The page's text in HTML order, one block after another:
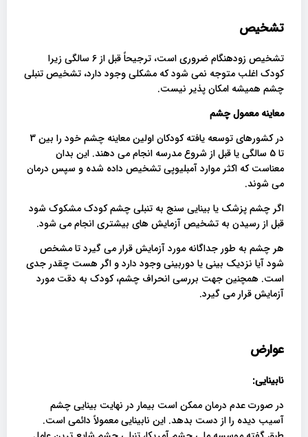
تشخیص
تشخیص زودهنگام ضروری است، ترجیحاً قبل از 6 سالگی زیرا
کودک اغلب متوجه نمی شود که مشکلی وجود دارد، تشخیص تنبلی
چشم همیشه امکان پذیر نیست.
معاینه معمول چشم
در کشورهای توسعه یافته کودکان اولین معاینه چشم خود را بین 3
تا 5 سالگی یا قبل از شروع مدرسه انجام می دهند. این بدان
معناست که اکثر موارد آمبلیوپی تشخیص داده شده و سپس درمان
می شوند.
اگر چشم پزشک یا بینایی سنج به تنبلی چشم کودک مشکوک شود
قبل از رسیدن به تشخیص آزمایش های بیشتری انجام می شود.
هر چشم به طور جداگانه مورد آزمایش قرار می گیرد تا مشخص
شود آیا نزدیک بینی یا دوربینی وجود دارد و اگر هست چقدر جدی
است. همچنین جهت بررسی انحراف چشم، کودک به دقت مورد
آزمایش قرار می گیرد.
عوارض
نابینایی:
در صورت عدم درمان ممکن است بیمار در نهایت بینایی چشم
آسیب دیده را از دست بدهد. این نابینایی معمولاً دائمی است.